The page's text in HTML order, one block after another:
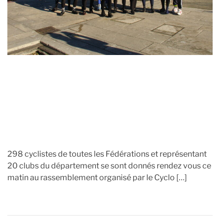
298 cyclistes de toutes les Fédérations et représentant
20 clubs du département se sont donnés rendez vous ce
matin au rassemblement organisé par le Cyclo […]